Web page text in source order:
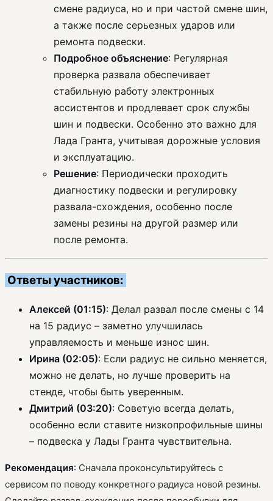
смене радиуса, но и при частой смене шин,
а также после серьезных ударов или
ремонта подвески.
Подробное объяснение: Регулярная
проверка развала обеспечивает
стабильную работу электронных
ассистентов и продлевает срок службы
шин и подвески. Особенно это важно для
Лада Гранта, учитывая дорожные условия
и эксплуатацию.
Решение: Периодически проходить
диагностику подвески и регулировку
развала-схождения, особенно после
замены резины на другой размер или
после ремонта.
Ответы участников:
Алексей (01:15): Делал развал после смены с 14
на 15 радиус – заметно улучшилась
управляемость и меньше износ шин.
Ирина (02:05): Если радиус не сильно меняется,
можно не делать, но лучше проверить на
стенде, чтобы быть уверенным.
Дмитрий (03:20): Советую всегда делать,
особенно если ставите низкопрофильные шины
– подвеска у Лады Гранта чувствительна.
Рекомендация: Сначала проконсультируйтесь с
сервисом по поводу конкретного радиуса новой резины.